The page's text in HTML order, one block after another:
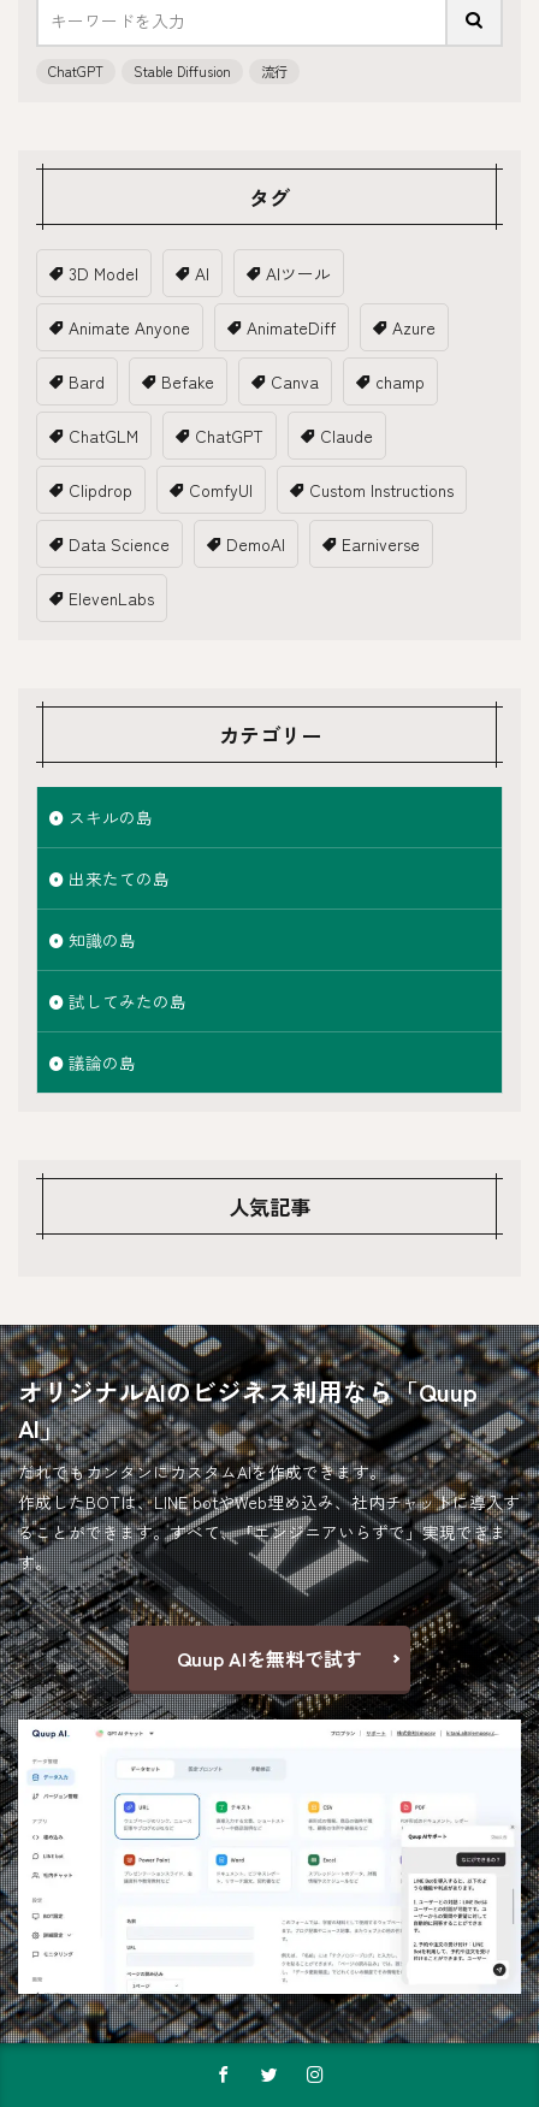
ChatGPT Stable Diffusion 流行
タグ
3D Model AI AIツール
Animate Anyone AnimateDiff Azure
Bard Befake Canva champ
ChatGLM ChatGPT Claude
Clipdrop ComfyUI Custom Instructions
Data Science DemoAI Earniverse
ElevenLabs
カテゴリー
スキルの島
出来たての島
知識の島
試してみたの島
議論の島
人気記事
オリジナルAIのビジネス利用なら「Quup
AI」
だれでもカンタンにカスタムAIを作成できます。
作成したBOTは、LINE botやWeb埋め込み、社内チャットに導入す
ることができます。すべて、「エンジニアいらずで」実現できま
す。
Quup AIを無料で試す